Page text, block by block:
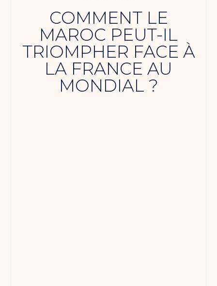
COMMENT LE
MAROC PEUT-IL
TRIOMPHER FACE À
LA FRANCE AU
MONDIAL ?